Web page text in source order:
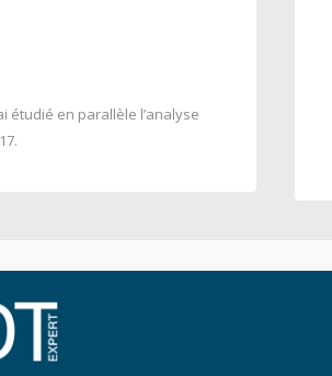
étudié en parallèle l’analyse